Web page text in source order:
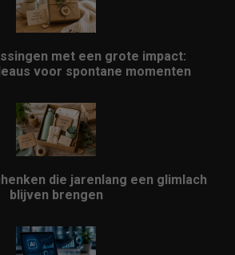
met een grote impact:
voor spontane momenten
die jarenlang een glimlach
blijven brengen